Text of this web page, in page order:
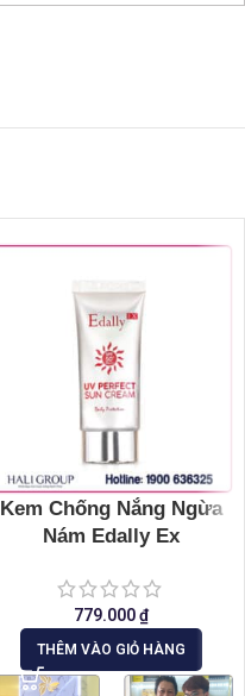
Kem Chống Nắng Ngừa
Nám Edally Ex
779.000₫
THÊM VÀO GIỎ HÀNG